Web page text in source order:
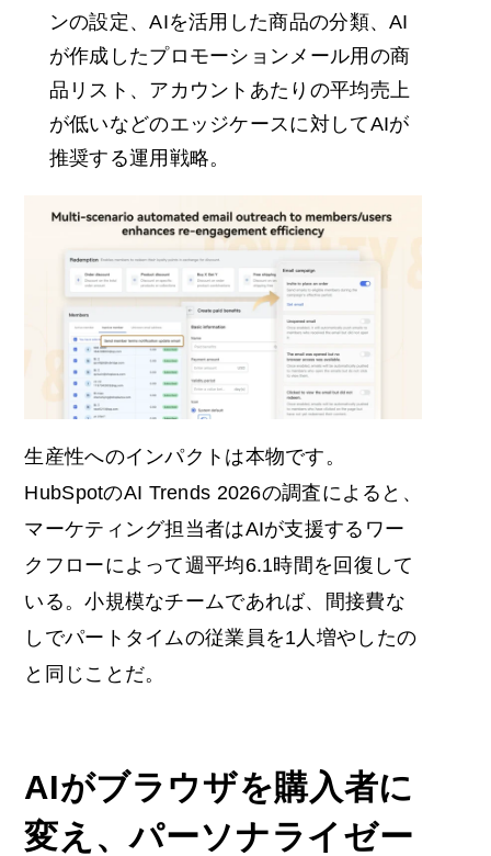
ンの設定、AIを活用した商品の分類、AI
が作成したプロモーションメール用の商
品リスト、アカウントあたりの平均売上
が低いなどのエッジケースに対してAIが
推奨する運用戦略。
生産性へのインパクトは本物です。
HubSpotのAI Trends 2026の調査によると、
マーケティング担当者はAIが支援するワー
クフローによって週平均6.1時間を回復して
いる。小規模なチームであれば、間接費な
しでパートタイムの従業員を1人増やしたの
と同じことだ。
AIがブラウザを購入者に
変え、パーソナライゼー